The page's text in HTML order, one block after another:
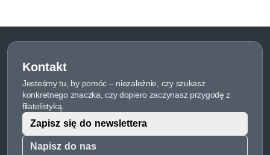
Kontakt
Jesteśmy tu, by pomóc – niezależnie, czy szukasz
konkretnego znaczka, czy dopiero zaczynasz przygodę z
filatelistyką.
Napisz do nas
Zapisz się do newslettera